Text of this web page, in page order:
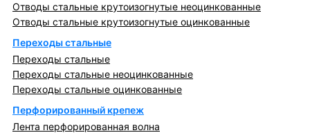
Отводы стальные крутоизогнутые неоцинкованные
Отводы стальные крутоизогнутые оцинкованные
Переходы стальные
Переходы стальные
Переходы стальные неоцинкованные
Переходы стальные оцинкованные
Перфорированный крепеж
Лента перфорированная волна